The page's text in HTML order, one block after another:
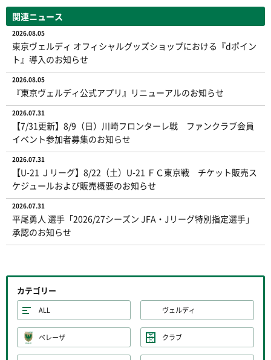
関連ニュース
2026.08.05
東京ヴェルディ オフィシャルグッズショップにおける『dポイン
ト』導入のお知らせ
2026.08.05
『東京ヴェルディ公式アプリ』リニューアルのお知らせ
2026.07.31
【7/31更新】8/9（日）川崎フロンターレ戦 ファンクラブ会員
イベント参加者募集のお知らせ
2026.07.31
【U-21 Ｊリーグ】8/22（土）U-21 ＦＣ東京戦 チケット販売ス
ケジュールおよび販売概要のお知らせ
2026.07.31
平尾勇人 選手「2026/27シーズン JFA・Jリーグ特別指定選手」
承認のお知らせ
カテゴリー
ALL ヴェルディ
ベレーザ クラブ